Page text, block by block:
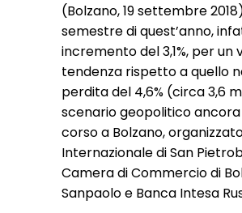
(Bolzano, 19 settembre
semestre di quest’anno,
incremento del 3,1%, per
tendenza rispetto a quello
perdita del 4,6% (circa 3,6
scenario geopolitico ancora
corso a Bolzano,
Internazionale di San
Camera di Commercio di
Sanpaolo e Banca Intesa